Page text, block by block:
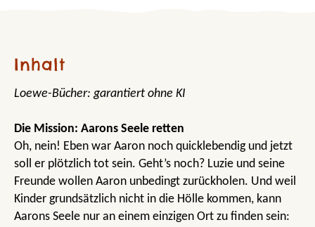
Inhalt
Loewe-Bücher: garantiert ohne KI
Die Mission: Aarons Seele retten
Oh, nein! Eben war Aaron noch quicklebendig und jetzt
soll er plötzlich tot sein. Geht’s noch? Luzie und seine
Freunde wollen Aaron unbedingt zurückholen. Und weil
Kinder grundsätzlich nicht in die Hölle kommen, kann
Aarons Seele nur an einem einzigen Ort zu finden sein: